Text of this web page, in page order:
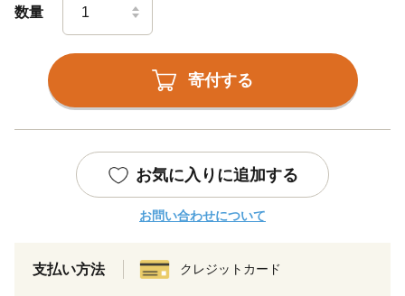
数量
寄付する
お気に入りに追加する
お問い合わせについて
支払い方法 クレジットカード